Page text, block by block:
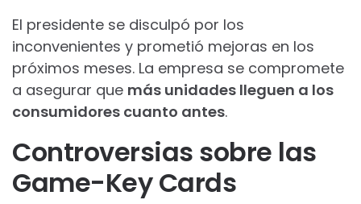
El presidente se disculpó por los
inconvenientes y prometió mejoras en los
próximos meses. La empresa se compromete
a asegurar que más unidades lleguen a los
consumidores cuanto antes.
Controversias sobre las
Game-Key Cards